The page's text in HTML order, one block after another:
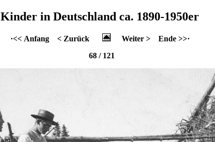
Kinder in Deutschland ca. 1890-1950er
·<< Anfang < Zurück Weiter >
Ende >>·
68 / 121